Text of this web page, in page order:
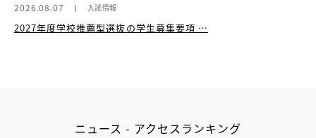
2026.08.07 入試情報
2027年度学校推薦型選抜の学生募集要項 …
ニュース - アクセスランキング